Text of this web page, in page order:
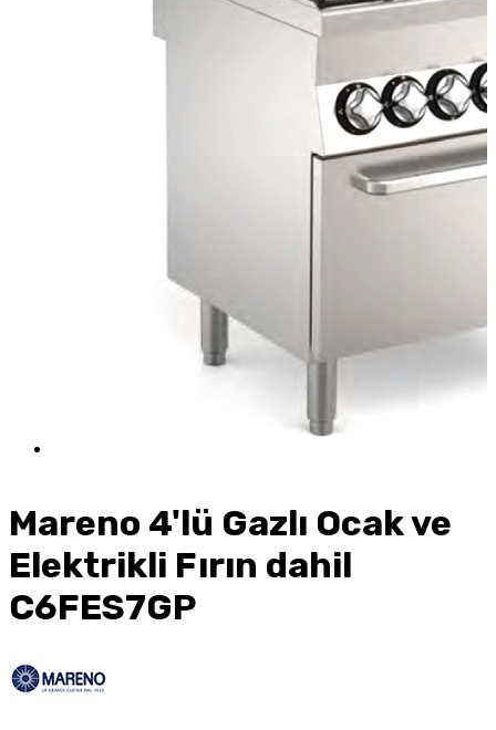
Mareno 4'lü Gazlı Ocak ve
Elektrikli Fırın dahil
C6FES7GP